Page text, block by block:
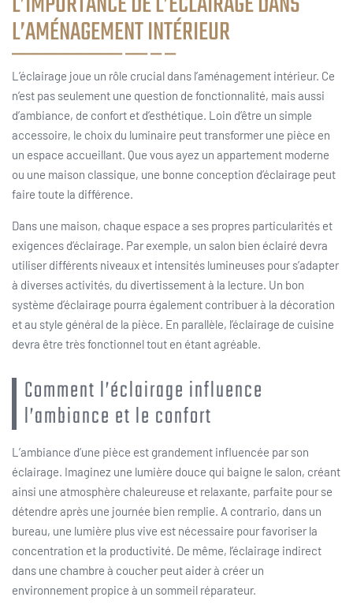
L’AMÉNAGEMENT INTÉRIEUR
L’éclairage joue un rôle crucial dans l’aménagement intérieur. Ce
n’est pas seulement une question de fonctionnalité, mais aussi
d’ambiance, de confort et d’esthétique. Loin d’être un simple
accessoire, le choix du luminaire peut transformer une pièce en
un espace accueillant. Que vous ayez un appartement moderne
ou une maison classique, une bonne conception d’éclairage peut
faire toute la différence.
Dans une maison, chaque espace a ses propres particularités et
exigences d’éclairage. Par exemple, un salon bien éclairé devra
utiliser différents niveaux et intensités lumineuses pour s’adapter
à diverses activités, du divertissement à la lecture. Un bon
système d’éclairage pourra également contribuer à la décoration
et au style général de la pièce. En parallèle, l’éclairage de cuisine
devra être très fonctionnel tout en étant agréable.
Comment l’éclairage influence
l’ambiance et le confort
L’ambiance d’une pièce est grandement influencée par son
éclairage. Imaginez une lumière douce qui baigne le salon, créant
ainsi une atmosphère chaleureuse et relaxante, parfaite pour se
détendre après une journée bien remplie. A contrario, dans un
bureau, une lumière plus vive est nécessaire pour favoriser la
concentration et la productivité. De même, l’éclairage indirect
dans une chambre à coucher peut aider à créer un
environnement propice à un sommeil réparateur.